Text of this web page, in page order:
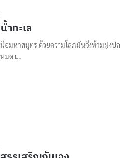
ำทะเล
อมหาสมุทร ด้วยความโลภมันจึงห้ามฝูงป
มด เ…